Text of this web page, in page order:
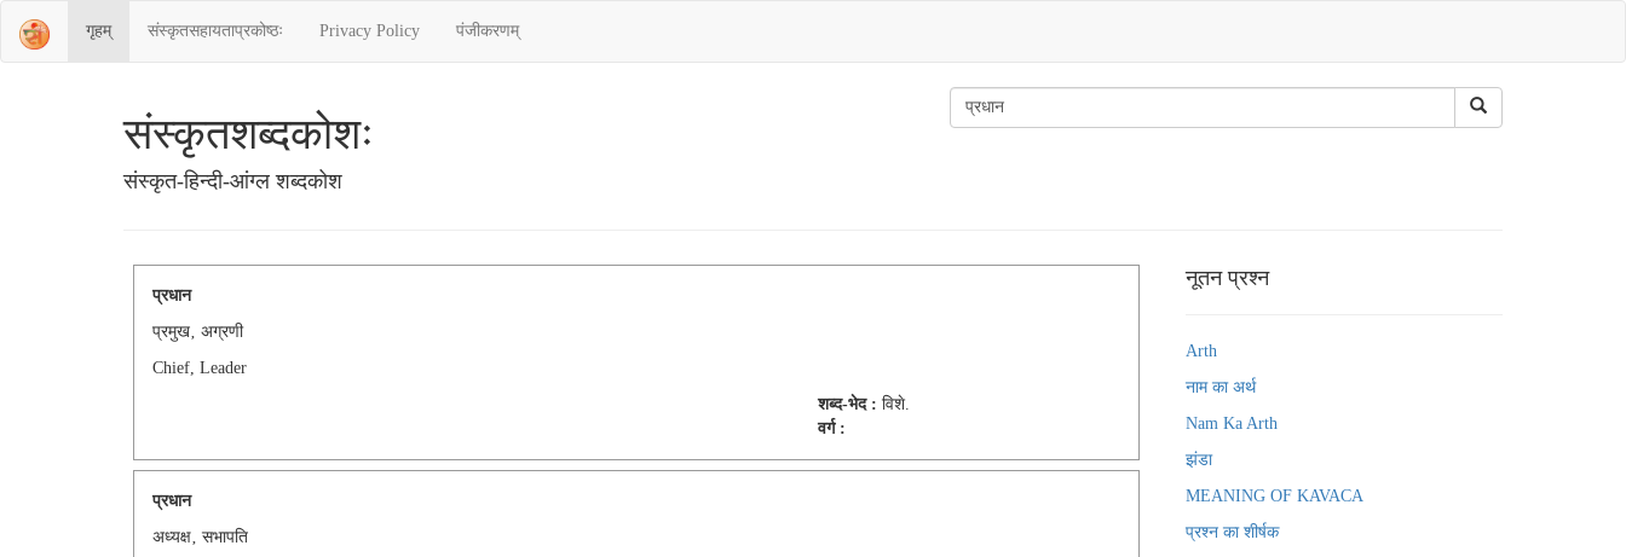
गृहम् संस्‍कृतसहायताप्रकोष्‍ठः Privacy Policy पंजीकरणम्
संस्‍कृतशब्‍दकोशः
संस्‍कृत-हिन्दी-आंग्ल शब्दकोश
प्रधान
प्रमुख‚ अग्रणी
Chief, Leader
शब्द-भेद : विशे.
वर्ग :
प्रधान
अध्यक्ष‚ सभापति
नूतन प्रश्न
Arth
नाम का अर्थ
Nam Ka Arth
झंडा
MEANING OF KAVACA
प्रश्न का शीर्षक